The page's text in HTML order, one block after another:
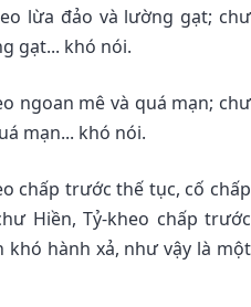
lừa đảo và lường gạt; chư
gạt... khó nói.
ngoan mê và quá mạn; chư
mạn... khó nói.
chấp trước thế tục, cố chấp
Hiền, Tỷ-kheo chấp trước
hành xả, như vậy là một